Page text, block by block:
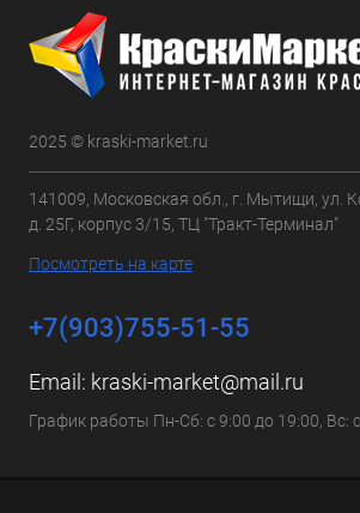
2025 © kraski-market.ru
141009, Московская обл., г. Мытищи, ул.
д. 25Г, корпус 3/15, ТЦ "Тракт-Терминал"
Посмотреть на карте
+7(903)755-51-55
Email: kraski-market@mail.ru
График работы Пн-Сб: с 9:00 до 19:00, Вс: